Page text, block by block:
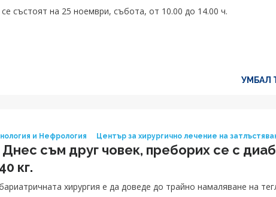
състоят на 25 ноември, събота, от 10.00 до 14.00 ч.
УМБАЛ
и Нефрология
Център за хирургично лечение на
съм друг човек, преборих се с
кг.
хирургия е да доведе до трайно намаляване на